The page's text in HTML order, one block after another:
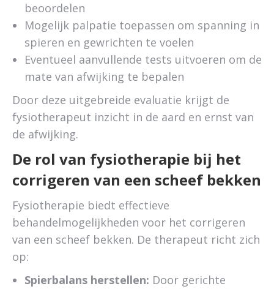
beoordelen
Mogelijk palpatie toepassen om spanning in
spieren en gewrichten te voelen
Eventueel aanvullende tests uitvoeren om de
mate van afwijking te bepalen
Door deze uitgebreide evaluatie krijgt de
fysiotherapeut inzicht in de aard en ernst van
de afwijking.
De rol van fysiotherapie bij het
corrigeren van een scheef bekken
Fysiotherapie biedt effectieve
behandelmogelijkheden voor het corrigeren
van een scheef bekken. De therapeut richt zich
op:
Spierbalans herstellen: Door gerichte